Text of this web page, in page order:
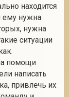
находится
ему нужна
нужна
ситуации
помощи
написать
привлечь их